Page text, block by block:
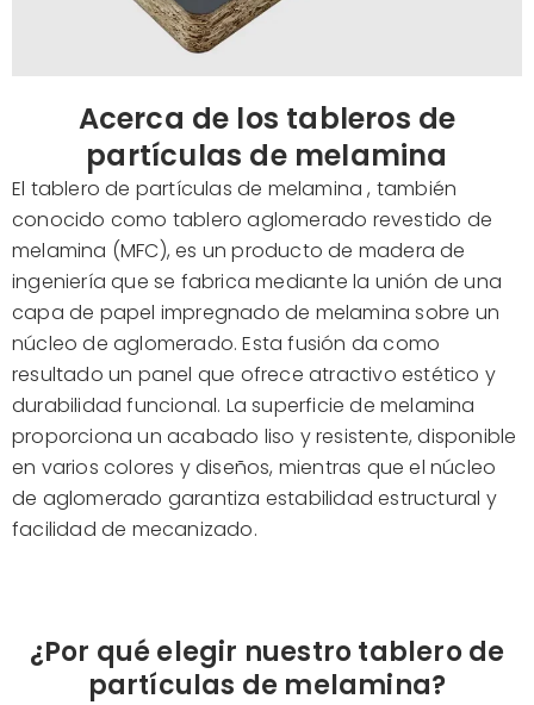
Acerca de los tableros de
partículas de melamina
El tablero de partículas de melamina , también
conocido como tablero aglomerado revestido de
melamina (MFC), es un producto de madera de
ingeniería que se fabrica mediante la unión de una
capa de papel impregnado de melamina sobre un
núcleo de aglomerado. Esta fusión da como
resultado un panel que ofrece atractivo estético y
durabilidad funcional. La superficie de melamina
proporciona un acabado liso y resistente, disponible
en varios colores y diseños, mientras que el núcleo
de aglomerado garantiza estabilidad estructural y
facilidad de mecanizado.
¿Por qué elegir nuestro tablero de
partículas de melamina?